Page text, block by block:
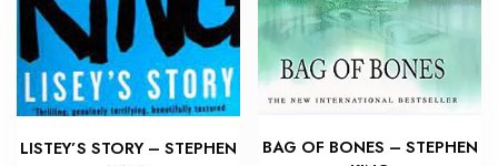
LISTEY’S STORY – STEPHEN
BAG OF BONES – STEPHEN